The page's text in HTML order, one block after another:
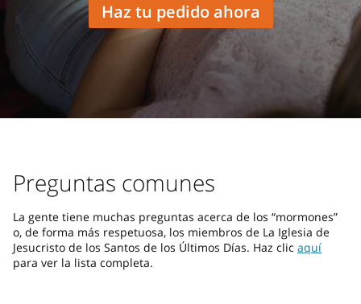
Haz tu pedido ahora
Preguntas comunes
La gente tiene muchas preguntas acerca de los “mormones”
o, de forma más respetuosa, los miembros de La Iglesia de
Jesucristo de los Santos de los Últimos Días. Haz clic aquí
para ver la lista completa.